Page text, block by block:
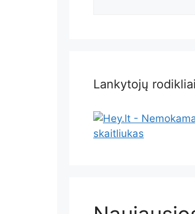
Lankytojų rodikliai